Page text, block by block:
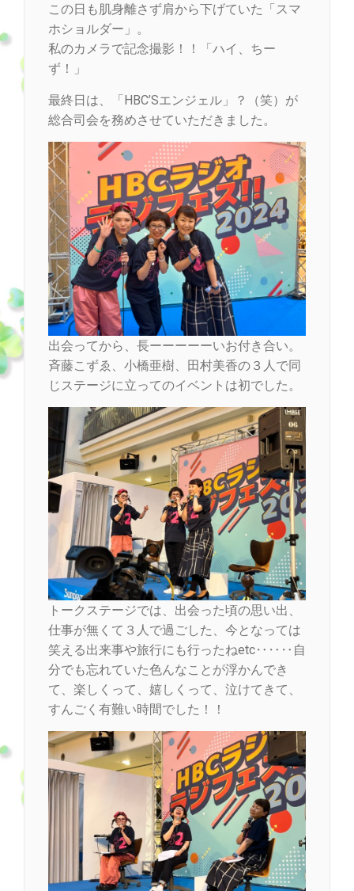
この日も肌身離さず肩から下げていた「スマ
ホショルダー」。
私のカメラで記念撮影！！「ハイ、ちー
ず！」
最終日は、「HBC’Sエンジェル」？（笑）が
総合司会を務めさせていただきました。
出会ってから、長ーーーーーいお付き合い。
斉藤こずゑ、小橋亜樹、田村美香の３人で同
じステージに立ってのイベントは初でした。
トークステージでは、出会った頃の思い出、
仕事が無くて３人で過ごした、今となっては
笑える出来事や旅行にも行ったねetc‥‥‥自
分でも忘れていた色んなことが浮かんでき
て、楽しくって、嬉しくって、泣けてきて、
すんごく有難い時間でした！！